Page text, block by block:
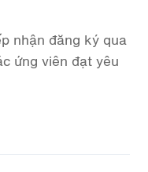
nhận đăng ký qua
ứng viên đạt yêu